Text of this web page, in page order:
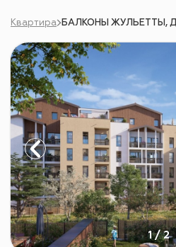
Квартира БАЛКОНЫ ЖУЛЬЕТТЫ,
1 / 2